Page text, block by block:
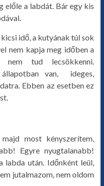
előle a labdát. Bár egy kis
idő, a kutyának túl sok
nem kapja meg időben a
tud lecsökkenni.
állapotban van, ideges,
Ebben az esetben ez
most kényszerítem,
Egyre nyugtalanabb!
labda után. Időnként leül,
jutalmazom, nem oldom